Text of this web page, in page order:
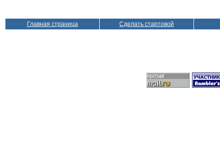
Главная страница Сделать стартовой